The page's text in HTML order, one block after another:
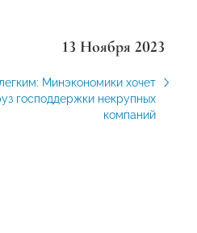
13 Ноября 2023
Минэкономики хочет
господдержки некрупных
компаний